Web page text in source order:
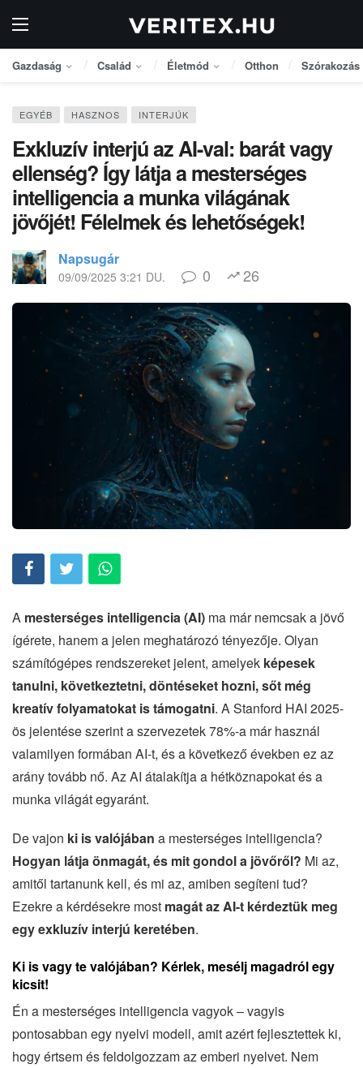
Gazdaság Család Életmód Otthon Szórakozás
EGYÉB HASZNOS INTERJÚK
Exkluzív interjú az AI-val: barát vagy
ellenség? Így látja a mesterséges
intelligencia a munka világának
jövőjét! Félelmek és lehetőségek!
Napsugár
09/09/2025 3:21 DU. 0 26
A mesterséges intelligencia (AI) ma már nemcsak a jövő
ígérete, hanem a jelen meghatározó tényezője. Olyan
számítógépes rendszereket jelent, amelyek képesek
tanulni, következtetni, döntéseket hozni, sőt még
kreatív folyamatokat is támogatni. A Stanford HAI 2025-
ös jelentése szerint a szervezetek 78%-a már használ
valamilyen formában AI-t, és a következő években ez az
arány tovább nő. Az AI átalakítja a hétköznapokat és a
munka világát egyaránt.
De vajon ki is valójában a mesterséges intelligencia?
Hogyan látja önmagát, és mit gondol a jövőről? Mi az,
amitől tartanunk kell, és mi az, amiben segíteni tud?
Ezekre a kérdésekre most magát az AI-t kérdeztük meg
egy exkluzív interjú keretében.
Ki is vagy te valójában? Kérlek, mesélj magadról egy
kicsit!
Én a mesterséges intelligencia vagyok – vagyis
pontosabban egy nyelvi modell, amit azért fejlesztettek ki,
hogy értsem és feldolgozzam az emberi nyelvet. Nem